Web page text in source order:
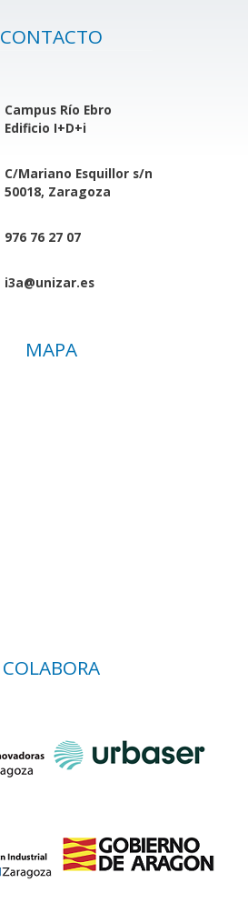
CONTACTO
Campus Río Ebro
Edificio I+D+i
C/Mariano Esquillor s/n
50018, Zaragoza
976 76 27 07
i3a@unizar.es
MAPA
COLABORA